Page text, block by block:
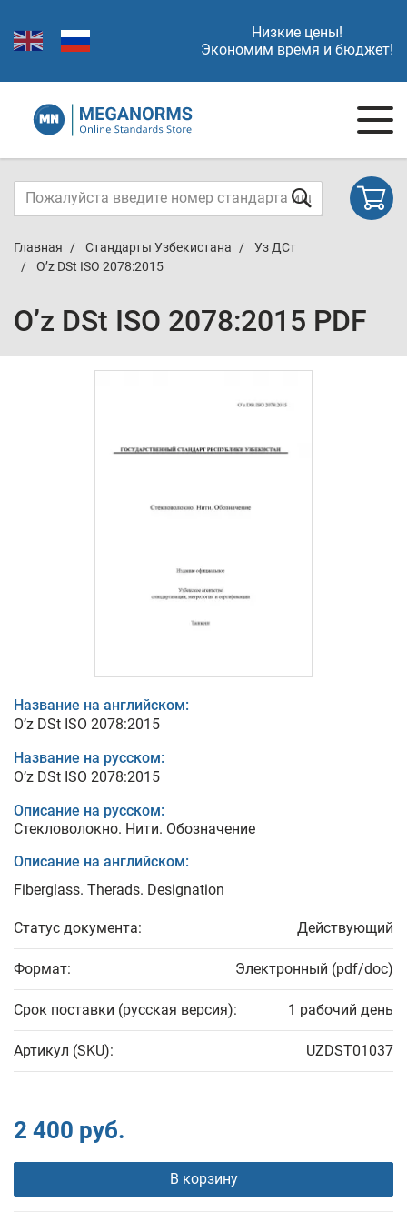
Низкие цены!
Экономим время и бюджет!
Главная Стандарты Узбекистана
Уз ДСт
O’z DSt ISO 2078:2015
O’z DSt ISO 2078:2015 PDF
Название на английском:
O’z DSt ISO 2078:2015
Название на русском:
O’z DSt ISO 2078:2015
Описание на русском:
Стекловолокно. Нити. Обозначение
Описание на английском:
Fiberglass. Therads. Designation
Статус документа: Действующий
Формат: Электронный (pdf/doc)
Срок поставки (русская версия): 1 рабочий день
Артикул (SKU): UZDST01037
2 400 руб.
В корзину